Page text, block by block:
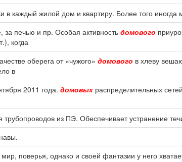
в каждый жилой дом и квартиру. Более того
печью и пр. Особая активность домового
когда
оберега от «чужого» домового в хлеву
в
2011 года. домовых распределительных
из ПЭ. Обеспечивает устранение
поверья, однако и своей фантазии у него